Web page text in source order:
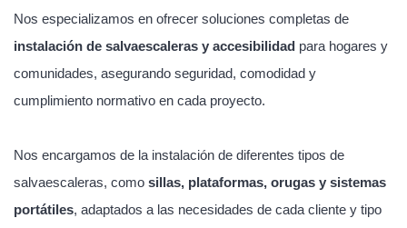
Nos especializamos en ofrecer soluciones completas de
instalación de salvaescaleras y accesibilidad para hogares y
comunidades, asegurando seguridad, comodidad y
cumplimiento normativo en cada proyecto.
Nos encargamos de la instalación de diferentes tipos de
salvaescaleras, como sillas, plataformas, orugas y sistemas
portátiles, adaptados a las necesidades de cada cliente y tipo